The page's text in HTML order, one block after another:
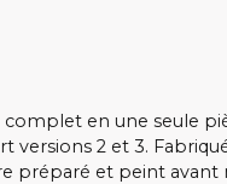
complet en une seule
versions 2 et 3.
préparé et peint avant